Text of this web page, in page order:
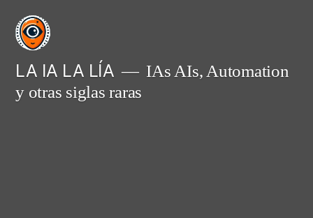
Saltar
contenido
LA IA LA LÍA
IAs AIs, Automation
y otras siglas raras